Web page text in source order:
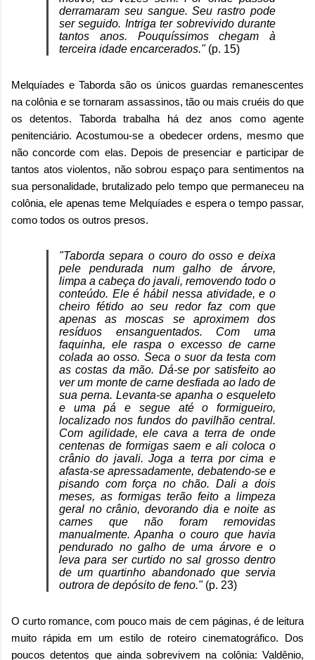
derramaram seu sangue. Seu rastro pode
ser seguido. Intriga ter sobrevivido durante
tantos anos. Pouquíssimos chegam à
terceira idade encarcerados."(p. 15)
Melquíades e Taborda são os únicos guardas remanescentes
na colônia e se tornaram assassinos, tão ou mais cruéis do que
os detentos. Taborda trabalha há dez anos como agente
penitenciário. Acostumou-se a obedecer ordens, mesmo que
não concorde com elas. Depois de presenciar e participar de
tantos atos violentos, não sobrou espaço para sentimentos na
sua personalidade, brutalizado pelo tempo que permaneceu na
colônia, ele apenas teme Melquíades e espera o tempo passar,
como todos os outros presos.
"Taborda separa o couro do osso e deixa
pele pendurada num galho de árvore,
limpa a cabeça do javali, removendo todo o
conteúdo. Ele é hábil nessa atividade, e o
cheiro fétido ao seu redor faz com que
apenas as moscas se aproximem dos
resíduos ensanguentados. Com uma
faquinha, ele raspa o excesso de carne
colada ao osso. Seca o suor da testa com
as costas da mão. Dá-se por satisfeito ao
ver um monte de carne desfiada ao lado de
sua perna. Levanta-se apanha o esqueleto
e uma pá e segue até o formigueiro,
localizado nos fundos do pavilhão central.
Com agilidade, ele cava a terra de onde
centenas de formigas saem e ali coloca o
crânio do javali. Joga a terra por cima e
afasta-se apressadamente, debatendo-se e
pisando com força no chão. Dali a dois
meses, as formigas terão feito a limpeza
geral no crânio, devorando dia e noite as
carnes que não foram removidas
manualmente. Apanha o couro que havia
pendurado no galho de uma árvore e o
leva para ser curtido no sal grosso dentro
de um quartinho abandonado que servia
outrora de depósito de feno."(p. 23)
O curto romance, com pouco mais de cem páginas, é de leitura
muito rápida em um estilo de roteiro cinematográfico. Dos
poucos detentos que ainda sobrevivem na colônia: Valdênio,